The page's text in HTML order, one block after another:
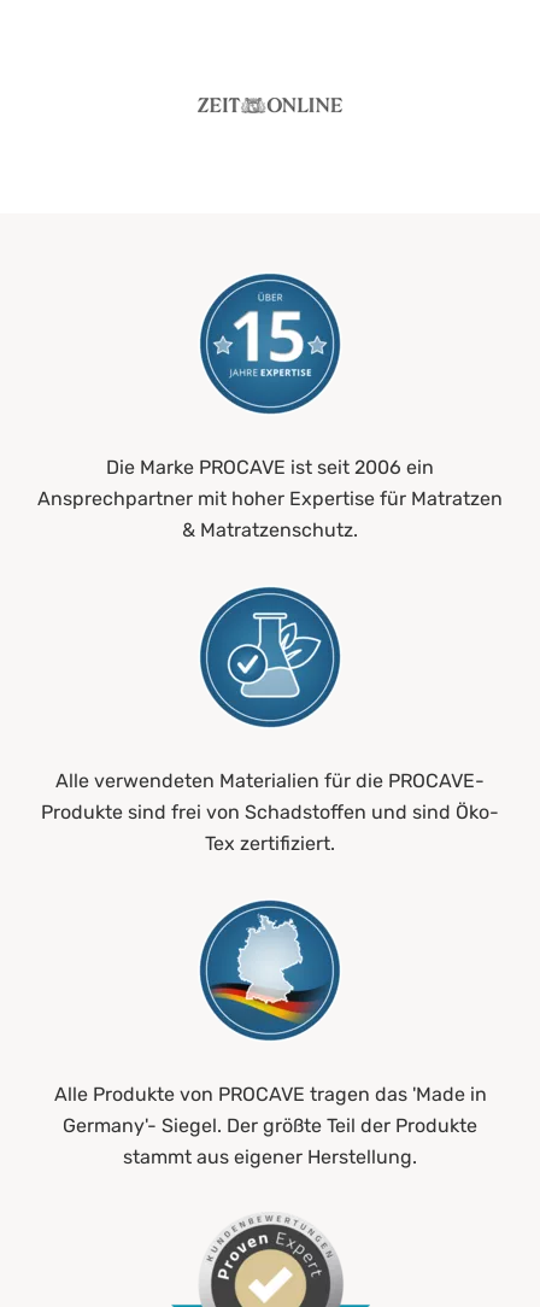
Die Marke PROCAVE ist seit 2006 ein
Ansprechpartner mit hoher Expertise für Matratzen
& Matratzenschutz.
Alle verwendeten Materialien für die PROCAVE-
Produkte sind frei von Schadstoffen und sind Öko-
Tex zertifiziert.
Alle Produkte von PROCAVE tragen das 'Made in
Germany'- Siegel. Der größte Teil der Produkte
stammt aus eigener Herstellung.